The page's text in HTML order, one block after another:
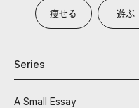
痩せる 遊ぶ
Series
A Small Essay